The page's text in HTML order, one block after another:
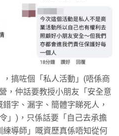
搞咗個「私人活動」(唔係商
，仲話要教授小朋友「安全意
字、漏字、簡體字睇死人，
」)，只係話要「自己去承擔
導師」嘅資歷真係唔知從何